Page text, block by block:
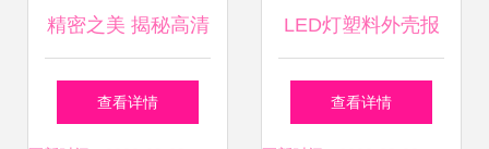
精密之美 揭秘高清
视角下的塑料模具
查看详情
LED灯塑料外壳报
价与厂家选择 塑料
查看详情